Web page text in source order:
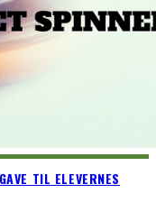
TIL ELEVERNES